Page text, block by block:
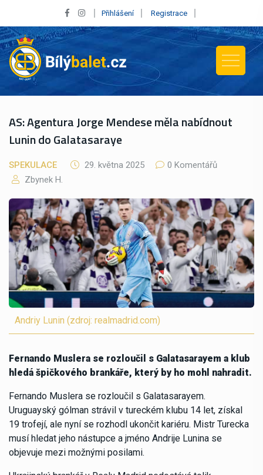
Přihlášení Registrace
AS: Agentura Jorge Mendese měla nabídnout
Lunin do Galatasaraye
SPEKULACE 29. května 2025
0 Komentářů
Zbynek H.
Andriy Lunin (zdroj: realmadrid.com)
Fernando Muslera se rozloučil s Galatasarayem a klub
hledá špičkového brankáře, který by ho mohl nahradit.
Fernando Muslera se rozloučil s Galatasarayem.
Uruguayský gólman strávil v tureckém klubu 14 let, získal
19 trofejí, ale nyní se rozhodl ukončit kariéru. Mistr Turecka
musí hledat jeho nástupce a jméno Andrije Lunina se
objevuje mezi možnými posilami.